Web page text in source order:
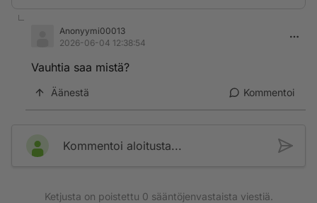
Anonyymi00013
2026-06-04 12:38:54
Vauhtia saa mistä?
Äänestä Kommentoi
Kommentoi aloitusta...
Ketjusta on poistettu 0 sääntöjenvastaista viestiä.